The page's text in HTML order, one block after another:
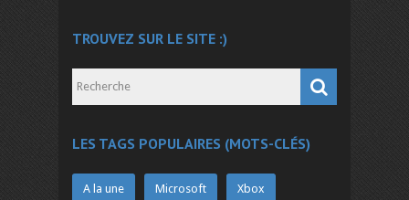
TROUVEZ SUR LE SITE :)
LES TAGS POPULAIRES (MOTS-CLÉS)
A la une Microsoft Xbox